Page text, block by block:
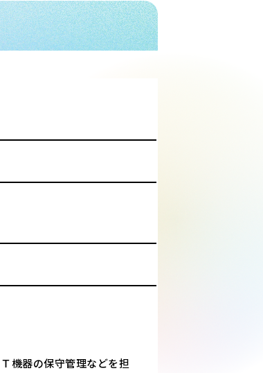
機器の保守管理などを担